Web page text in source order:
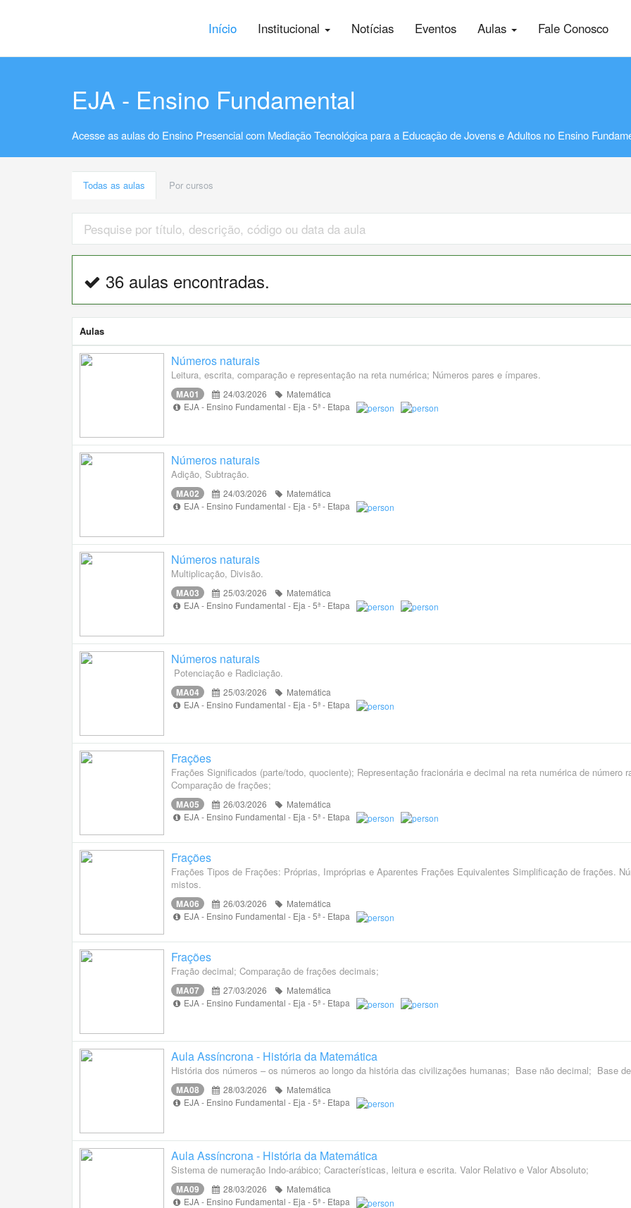
Início Institucional Notícias Eventos Aulas Fale Conosco
EJA - Ensino Fundamental
Acesse as aulas do Ensino Presencial com Mediação Tecnológica para a Educação de Jovens e Adultos no Ensino
Todas as aulas Por cursos
36 aulas encontradas.
Aulas
Números naturais
Leitura, escrita, comparação e representação na reta numérica; Números pares e ímpares.
MA01 24/03/2026
Matemática
EJA - Ensino Fundamental - Eja - 5ª - Etapa
Números naturais
Adição, Subtração.
MA02 24/03/2026
Matemática
EJA - Ensino Fundamental - Eja - 5ª - Etapa
Números naturais
Multiplicação, Divisão.
MA03 25/03/2026
Matemática
EJA - Ensino Fundamental - Eja - 5ª - Etapa
Números naturais
Potenciação e Radiciação.
MA04 25/03/2026
Matemática
EJA - Ensino Fundamental - Eja - 5ª - Etapa
Frações
Frações Significados (parte/todo, quociente); Representação fracionária e decimal na reta numérica de número
Comparação de frações;
MA05 26/03/2026
Matemática
EJA - Ensino Fundamental - Eja - 5ª - Etapa
Frações
Frações Tipos de Frações: Próprias, Impróprias e Aparentes Frações Equivalentes Simplificação de frações.
mistos.
MA06 26/03/2026
Matemática
EJA - Ensino Fundamental - Eja - 5ª - Etapa
Frações
Fração decimal; Comparação de frações decimais;
MA07 27/03/2026
Matemática
EJA - Ensino Fundamental - Eja - 5ª - Etapa
Aula Assíncrona - História da Matemática
História dos números – os números ao longo da história das civilizações humanas; Base não decimal; Base
MA08 28/03/2026
Matemática
EJA - Ensino Fundamental - Eja - 5ª - Etapa
Aula Assíncrona - História da Matemática
Sistema de numeração Indo-arábico; Características, leitura e escrita. Valor Relativo e Valor Absoluto;
MA09 28/03/2026
Matemática
EJA - Ensino Fundamental - Eja - 5ª - Etapa